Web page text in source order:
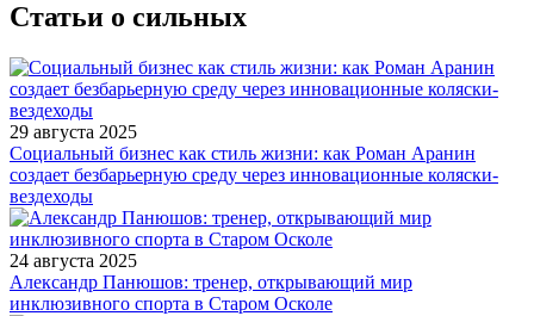
Статьи о сильных
29 августа 2025
Социальный бизнес как стиль жизни: как Роман Аранин
создает безбарьерную среду через инновационные коляски-
вездеходы
24 августа 2025
Александр Панюшов: тренер, открывающий мир
инклюзивного спорта в Старом Осколе